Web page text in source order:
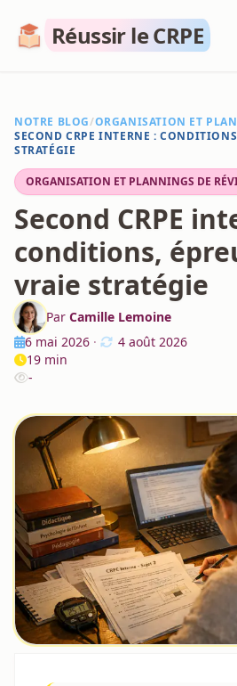
Réussir le CRPE
NOTRE BLOG/ORGANISATION ET
SECOND CRPE INTERNE :
STRATÉGIE
ORGANISATION ET PLANNINGS DE
Second CRPE
conditions,
vraie stratégie
Par Camille Lemoine
6 mai 2026 ·
4 août 2026
19 min
-